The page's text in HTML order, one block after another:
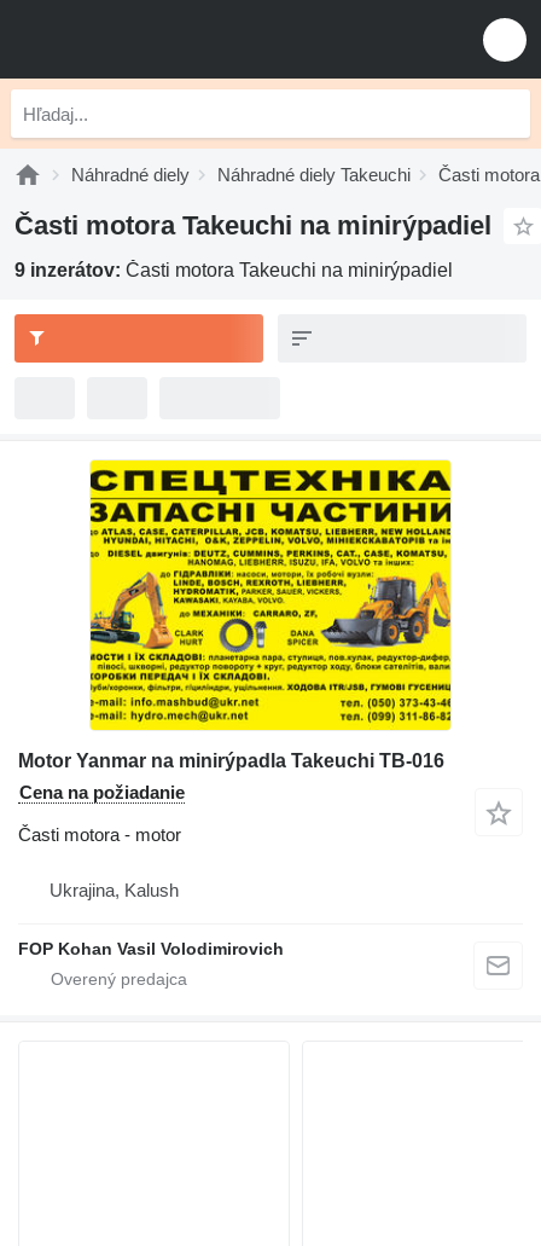
Náhradné diely Náhradné diely Takeuchi Časti
Časti motora Takeuchi na minirýpadiel
9 inzerátov: Časti motora Takeuchi na minirýpadiel
Motor Yanmar na minirýpadla Takeuchi TB-016
Cena na požiadanie
Časti motora - motor
Ukrajina, Kalush
FOP Kohan Vasil Volodimirovich